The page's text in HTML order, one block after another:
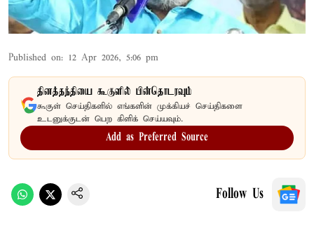
Published on: 12 Apr 2026, 5:06 pm
தினத்தந்தியை கூகுளில் பின்தொடரவும்
கூகுள் செய்திகளில் எங்களின் முக்கியச் செய்திகளை
உடனுக்குடன் பெற கிளிக் செய்யவும்.
Add as Preferred Source
Follow Us